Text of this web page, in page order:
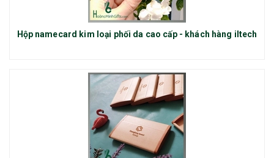
Hộp namecard kim loại phối da cao cấp - khách hàng iltech